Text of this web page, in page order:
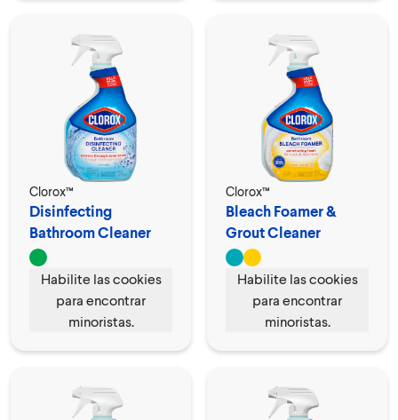
Clorox™
Disinfecting
Bathroom Cleaner
Spray
Habilite las cookies
para encontrar
minoristas.
Clorox™
Bleach Foamer &
Grout Cleaner
Habilite las cookies
para encontrar
minoristas.